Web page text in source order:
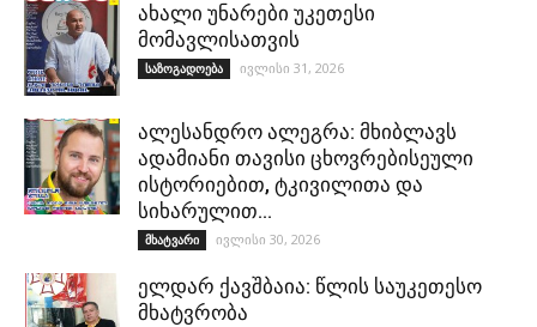
ახალი უნარები უკეთესი
მომავლისათვის
საზოგადოება ივლისი 31, 2026
ალესანდრო ალეგრა: მხიბლავს
ადამიანი თავისი ცხოვრებისეული
ისტორიებით, ტკივილითა და
სიხარულით…
მხატვარი ივლისი 30, 2026
ელდარ ქავშბაია: წლის საუკეთესო
მხატვრობა